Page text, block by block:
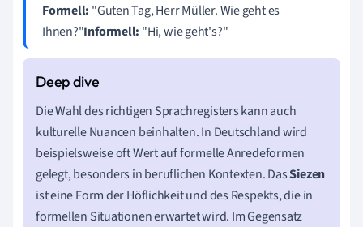
Formell: "Guten Tag, Herr Müller. Wie geht es
Ihnen?"Informell: "Hi, wie geht's?"
Die Wahl des richtigen Sprachregisters kann auch
kulturelle Nuancen beinhalten. In Deutschland wird
beispielsweise oft Wert auf formelle Anredeformen
gelegt, besonders in beruflichen Kontexten. DasSiezen
ist eine Form der Höflichkeit und des Respekts, die in
formellen Situationen erwartet wird. Im Gegensatz